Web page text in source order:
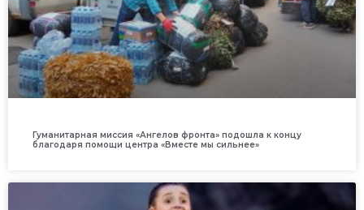
Гуманитарная миссия «Ангелов фронта» подошла к концу
благодаря помощи центра «Вместе мы сильнее»